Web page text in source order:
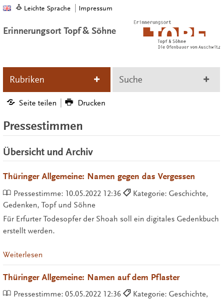
Leichte Sprache Impressum
Erinnerungsort Topf & Söhne
Rubriken Suche
Seite teilen Drucken
Pressestimmen
Übersicht und Archiv
Thüringer Allgemeine: Namen gegen das Vergessen
Pressestimme: 10.05.2022 12:36
Kategorie: Geschichte,
Gedenken, Topf und Söhne
Für Erfurter Todesopfer der Shoah soll ein digitales Gedenkbuch
erstellt werden.
Weiterlesen
Thüringer Allgemeine: Namen auf dem Pflaster
Pressestimme: 05.05.2022 12:36
Kategorie: Geschichte,